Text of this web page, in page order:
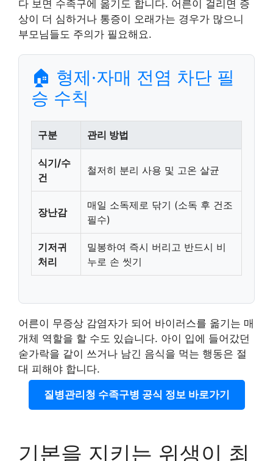
다 보면 수족구에 옮기도 합니다. 어른이 걸리면 증
상이 더 심하거나 통증이 오래가는 경우가 많으니
부모님들도 주의가 필요해요.
🏠 형제·자매 전염 차단 필
승 수칙
구분 관리 방법
식기/수
건
철저히 분리 사용 및 고온 살균
장난감
매일 소독제로 닦기 (소독 후 건조
필수)
기저귀
처리
밀봉하여 즉시 버리고 반드시 비
누로 손 씻기
어른이 무증상 감염자가 되어 바이러스를 옮기는 매
개체 역할을 할 수도 있습니다. 아이 입에 들어갔던
숟가락을 같이 쓰거나 남긴 음식을 먹는 행동은 절
대 피해야 합니다.
질병관리청 수족구병 공식 정보 바로가기
기본을 지키는 위생이 최